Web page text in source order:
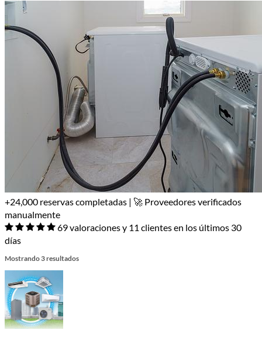
+24,000 reservas completadas | 🚀 Proveedores verificados
manualmente
69 valoraciones y 11 clientes en los últimos 30
días
Mostrando 3 resultados